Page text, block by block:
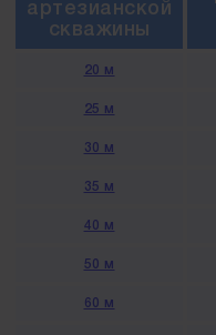
артезианской
скважины
20 м
25 м
30 м
35 м
40 м
50 м
60 м